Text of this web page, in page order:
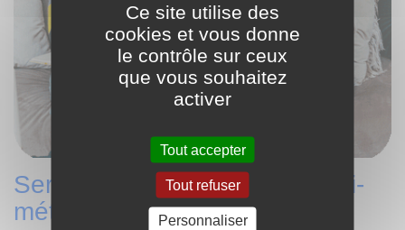
Services & organisations multi-
métiers
Ce site utilise des
cookies et vous donne
le contrôle sur ceux
que vous souhaitez
activer
Tout accepter
Tout refuser
Personnaliser